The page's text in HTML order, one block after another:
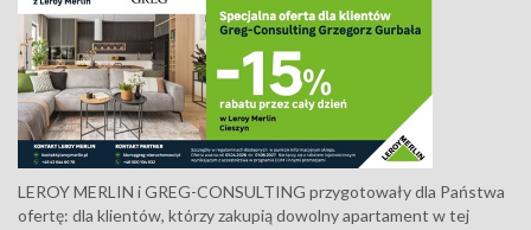
LEROY MERLIN i GREG-CONSULTING przygotowały dla Państwa
ofertę: dla klientów, którzy zakupią dowolny apartament w tej